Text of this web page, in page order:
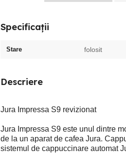
Specificații
Stare folosit
Descriere
Jura Impressa S9 revizionat
Jura Impressa S9 este unul dintre
de la un aparat de cafea Jura.
sistemul de cappuccinare automat